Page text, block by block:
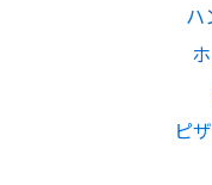
ハ
ピ